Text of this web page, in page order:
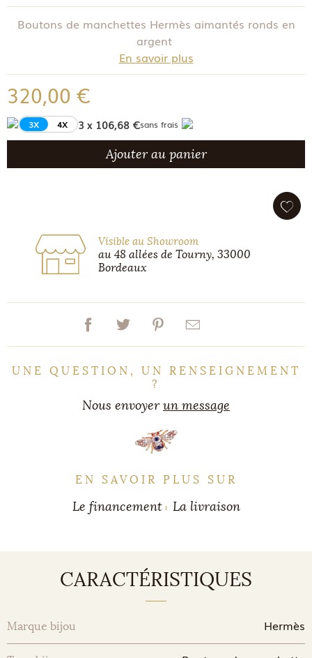
Boutons de manchettes Hermès aimantés ronds en
argent
En savoir plus
320,00 €
3X 4X 3 x 106,68 €sans frais
Ajouter au panier
Visible au Showroom
au 48 allées de Tourny, 33000
Bordeaux
UNE QUESTION, UN RENSEIGNEMENT
?
Nous envoyerun message
EN SAVOIR PLUS SUR
Le financement La livraison
CARACTÉRISTIQUES
Marque bijou Hermès